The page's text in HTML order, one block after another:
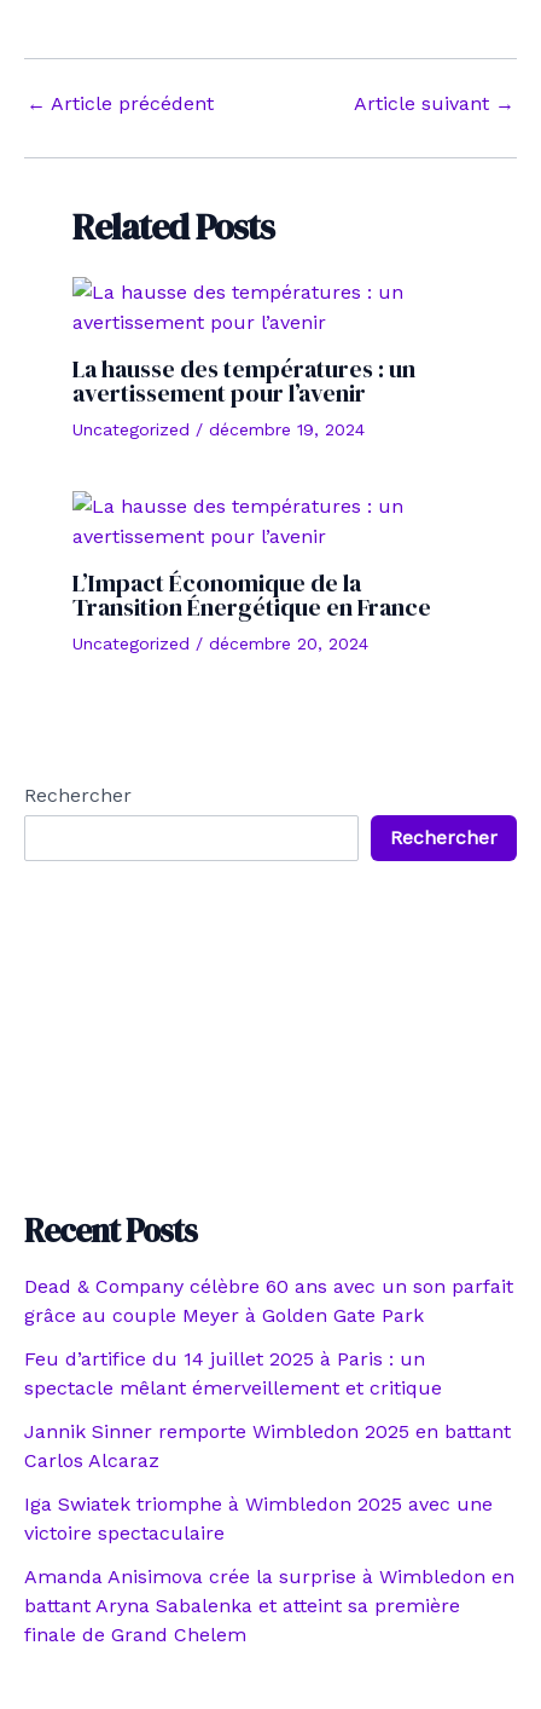
Navigation
articles
← Article précédent Article suivant →
Related Posts
La hausse des températures : un
avertissement pour l’avenir
Uncategorized / décembre 19, 2024
L’Impact Économique de la
Transition Énergétique en France
Uncategorized / décembre 20, 2024
Rechercher
Rechercher
Recent Posts
Dead & Company célèbre 60 ans avec un son parfait
grâce au couple Meyer à Golden Gate Park
Feu d’artifice du 14 juillet 2025 à Paris : un
spectacle mêlant émerveillement et critique
Jannik Sinner remporte Wimbledon 2025 en battant
Carlos Alcaraz
Iga Swiatek triomphe à Wimbledon 2025 avec une
victoire spectaculaire
Amanda Anisimova crée la surprise à Wimbledon en
battant Aryna Sabalenka et atteint sa première
finale de Grand Chelem